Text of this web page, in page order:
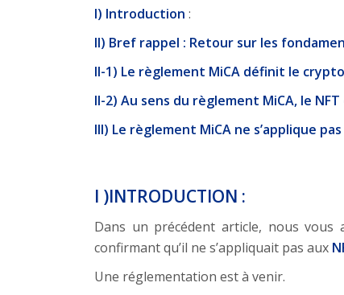
I) Introduction :
II) Bref rappel : Retour sur les
II-1) Le règlement MiCA définit le
II-2) Au sens du règlement MiCA, le
III) Le règlement MiCA ne s’applique
I )INTRODUCTION :
Dans un précédent article, nous vous
confirmant qu’il ne s’appliquait pas aux
Une réglementation est à venir.